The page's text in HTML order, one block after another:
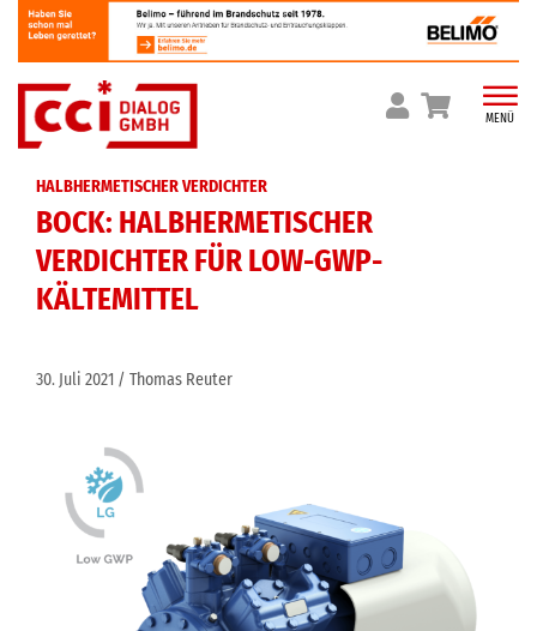
Skip
to
content
MENÜ
HALBHERMETISCHER VERDICHTER
BOCK: HALBHERMETISCHER
VERDICHTER FÜR LOW-GWP-
KÄLTEMITTEL
30. Juli 2021 Thomas Reuter